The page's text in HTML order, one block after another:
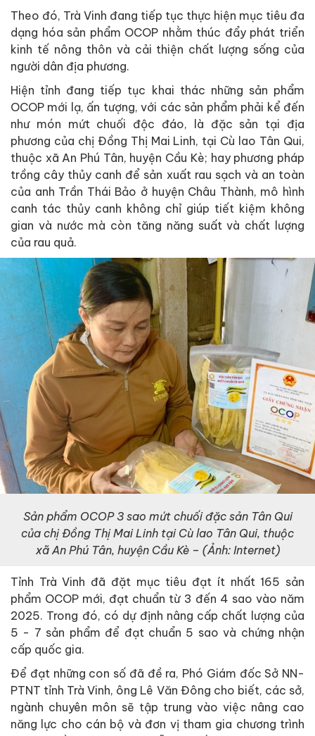
Theo đó, Trà Vinh đang tiếp tục thực hiện mục tiêu đa
dạng hóa sản phẩm OCOP nhằm thúc đẩy phát triển
kinh tế nông thôn và cải thiện chất lượng sống của
người dân địa phương.
Hiện tỉnh đang tiếp tục khai thác những sản phẩm
OCOP mới lạ, ấn tượng, với các sản phẩm phải kể đến
như món mứt chuối độc đáo, là đặc sản tại địa
phương của chị Đồng Thị Mai Linh, tại Cù lao Tân Qui,
thuộc xã An Phú Tân, huyện Cầu Kè; hay phương pháp
trồng cây thủy canh để sản xuất rau sạch và an toàn
của anh Trần Thái Bảo ở huyện Châu Thành, mô hình
canh tác thủy canh không chỉ giúp tiết kiệm không
gian và nước mà còn tăng năng suất và chất lượng
của rau quả.
Sản phẩm OCOP 3 sao mứt chuối đặc sản Tân Qui
của chị Đồng Thị Mai Linh tại Cù lao Tân Qui, thuộc
xã An Phú Tân, huyện Cầu Kè – (Ảnh: Internet)
Tỉnh Trà Vinh đã đặt mục tiêu đạt ít nhất 165 sản
phẩm OCOP mới, đạt chuẩn từ 3 đến 4 sao vào năm
2025. Trong đó, có dự định nâng cấp chất lượng của
5 - 7 sản phẩm để đạt chuẩn 5 sao và chứng nhận
cấp quốc gia.
Để đạt những con số đã đề ra, Phó Giám đốc Sở NN-
PTNT tỉnh Trà Vinh, ông Lê Văn Đông cho biết, các sở,
ngành chuyên môn sẽ tập trung vào việc nâng cao
năng lực cho cán bộ và đơn vị tham gia chương trình